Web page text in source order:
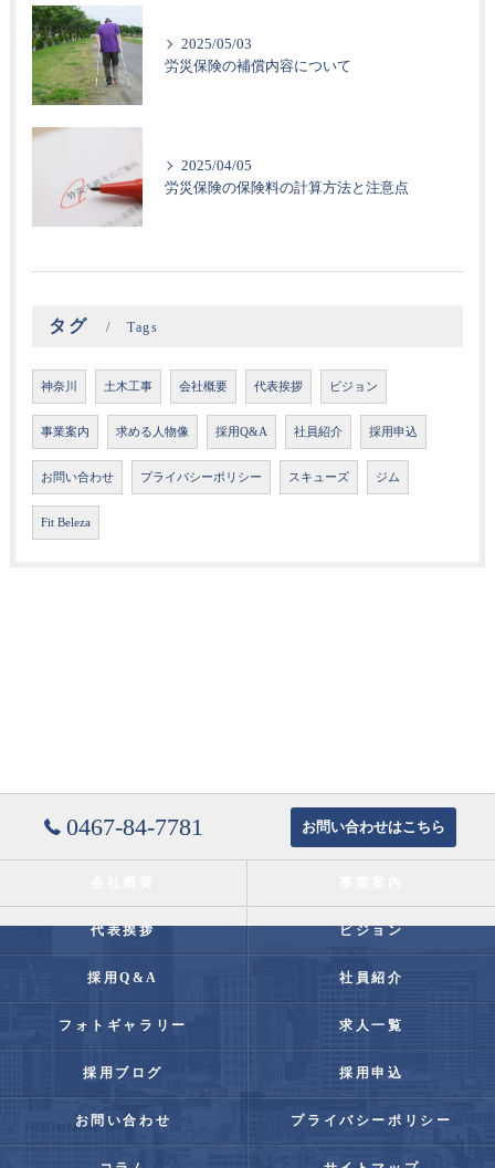
2025/05/03
労災保険の補償内容について
2025/04/05
労災保険の保険料の計算方法と注意点
タグ Tags
神奈川 土木工事 会社概要 代表挨拶 ビジョン
事業案内 求める人物像 採用Q&A 社員紹介 採用申込
お問い合わせ プライバシーポリシー スキューズ ジム
Fit Beleza
0467-84-7781 お問い合わせはこちら
代表挨拶 ビジョン
採用Q&A 社員紹介
フォトギャラリー 求人一覧
採用ブログ 採用申込
お問い合わせ プライバシーポリシー